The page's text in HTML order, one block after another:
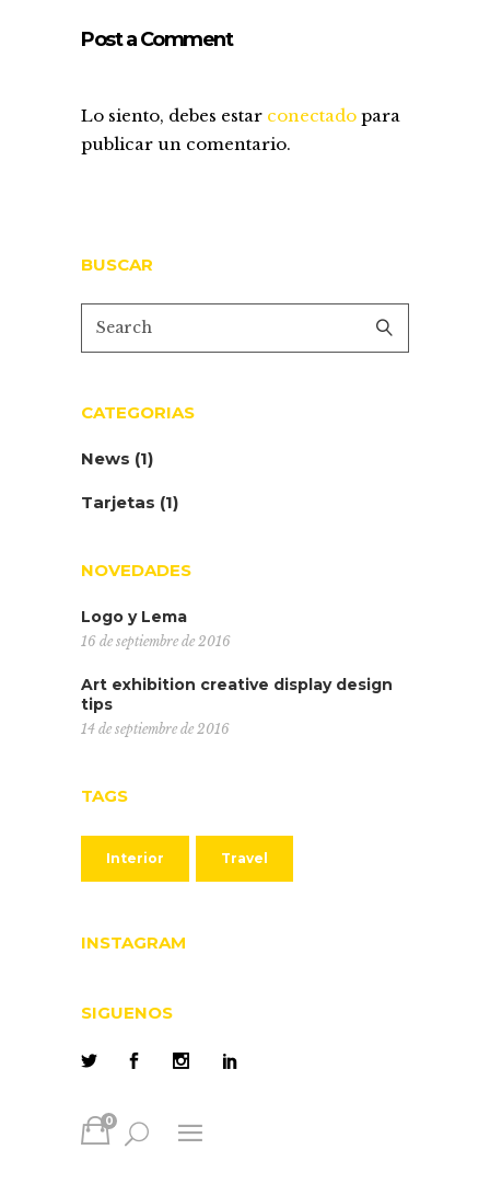
Post a Comment
Lo siento, debes estar conectado para
publicar un comentario.
BUSCAR
CATEGORIAS
News (1)
Tarjetas (1)
NOVEDADES
Logo y Lema
16 de septiembre de 2016
Art exhibition creative display design
tips
14 de septiembre de 2016
TAGS
Interior Travel
INSTAGRAM
SIGUENOS
0